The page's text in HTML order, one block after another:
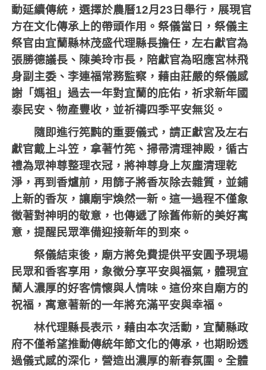
動延續傳統，選擇於農曆12月23 日舉行，展現官
方在文化傳承上的帶頭作用。祭儀當日，祭儀主
祭官由宜蘭縣林茂盛代理縣長擔任，左右獻官為
張勝德議長、陳美玲市長，陪獻官為昭應宮林飛
身副主委、李連福常務監察，藉由莊嚴的祭儀感
謝「媽祖」過去一年對宜蘭的庇佑，祈求新年國
泰民安、物產豐收，並祈禱四季平安無災。
隨即進行筅黗的重要儀式，請正獻宮及左右
獻官戴上斗笠，拿著竹筅、掃帚清理神殿，循古
禮為眾神尊整理衣冠，將神尊身上灰塵清理乾
淨，再到香爐前，用篩子將香灰除去雜質，並鋪
上新的香灰，讓廟宇煥然一新。這一過程不僅象
徵著對神明的敬意，也傳遞了除舊佈新的美好寓
意，提醒民眾準備迎接新年的到來。
祭儀結束後，廟方將免費提供平安圓予現場
民眾和香客享用，象徵分享平安與福氣，體現宜
蘭人濃厚的好客情懷與人情味。這份來自廟方的
祝福，寓意著新的一年將充滿平安與幸福。
林代理縣長表示，藉由本次活動，宜蘭縣政
府不僅希望推動傳統年節文化的傳承，也期盼透
過儀式感的深化，營造出濃厚的新春氛圍。全體